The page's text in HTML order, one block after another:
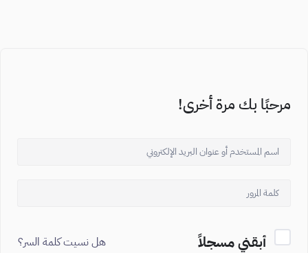
مرحبًا بك مرة أخرى!
أبقني مسجلاً هل نسيت كلمة السر؟